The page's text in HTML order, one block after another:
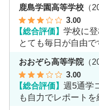
鹿島学園高等学校 （
3.00
【総合評価】学校に
とても毎日が自由
おおぞら高等学院（
3.00
【総合評価】週5通学
も自力でレポート